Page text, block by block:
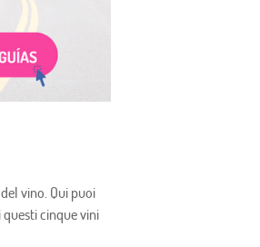
vino. Qui puoi
cinque vini